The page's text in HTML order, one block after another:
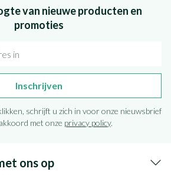
van nieuwe producten en
promoties
Inschrijven
schrijft u zich in voor onze nieuwsbrief
met onze privacy policy.
ons op